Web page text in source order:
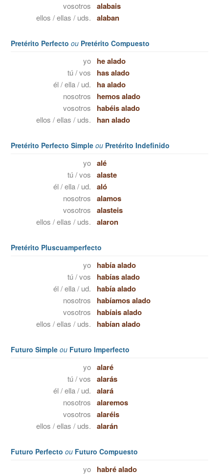
vosotros alabais
ellos / ellas / uds. alaban
Pretérito Perfecto ou Pretérito Compuesto
yo he alado
tú / vos has alado
él / ella / ud. ha alado
nosotros hemos alado
vosotros habéis alado
ellos / ellas / uds. han alado
Pretérito Perfecto Simple ou Pretérito Indefinido
yo alé
tú / vos alaste
él / ella / ud. aló
nosotros alamos
vosotros alasteis
ellos / ellas / uds. alaron
Pretérito Pluscuamperfecto
yo había alado
tú / vos habías alado
él / ella / ud. había alado
nosotros habíamos alado
vosotros habíais alado
ellos / ellas / uds. habían alado
Futuro Simple ou Futuro Imperfecto
yo alaré
tú / vos alarás
él / ella / ud. alará
nosotros alaremos
vosotros alaréis
ellos / ellas / uds. alarán
Futuro Perfecto ou Futuro Compuesto
yo habré alado